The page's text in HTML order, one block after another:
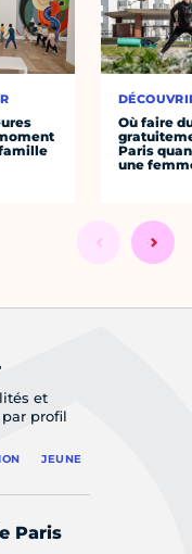
Où faire
Paris
une
et
profil
JEUNE
Paris